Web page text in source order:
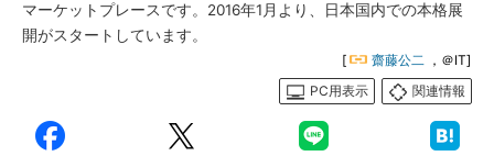
マーケットプレースです。2016年1月より、日本国内での本格展
開がスタートしています。
[ 齋藤公二 ，＠IT]
PC用表示
関連情報